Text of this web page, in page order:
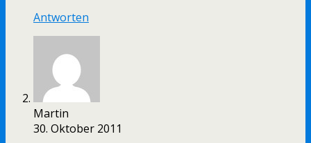
Antworten
Martin
30. Oktober 2011